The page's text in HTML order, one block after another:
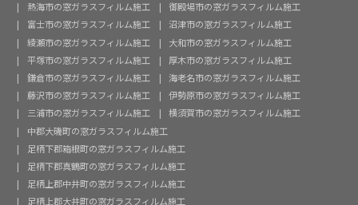
熱海市の窓ガラスフィルム施工
御殿場市の窓ガラスフィルム施工
富士市の窓ガラスフィルム施工
沼津市の窓ガラスフィルム施工
綾瀬市の窓ガラスフィルム施工
大和市の窓ガラスフィルム施工
平塚市の窓ガラスフィルム施工
厚木市の窓ガラスフィルム施工
鎌倉市の窓ガラスフィルム施工
海老名市の窓ガラスフィルム施工
藤沢市の窓ガラスフィルム施工
伊勢原市の窓ガラスフィルム施工
三浦市の窓ガラスフィルム施工
横須賀市の窓ガラスフィルム施工
中郡大磯町の窓ガラスフィルム施工
足柄下郡箱根町の窓ガラスフィルム施工
足柄下郡真鶴町の窓ガラスフィルム施工
足柄上郡中井町の窓ガラスフィルム施工
足柄上郡大井町の窓ガラスフィルム施工